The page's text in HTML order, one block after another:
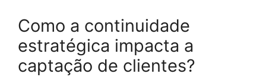
Como a continuidade
estratégica impacta a
captação de clientes?